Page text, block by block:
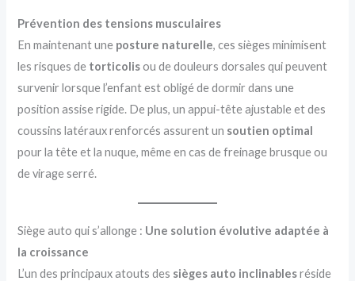
Prévention des tensions musculaires
En maintenant une posture naturelle, ces sièges minimisent
les risques de torticolisou de douleurs dorsales qui peuvent
survenir lorsque l’enfant est obligé de dormir dans une
position assise rigide. De plus, un appui-tête ajustable et des
coussins latéraux renforcés assurent un soutien optimal
pour la tête et la nuque, même en cas de freinage brusque ou
de virage serré.
Siège auto qui s’allonge : Une solution évolutive adaptée à
la croissance
L’un des principaux atouts des sièges auto inclinablesréside